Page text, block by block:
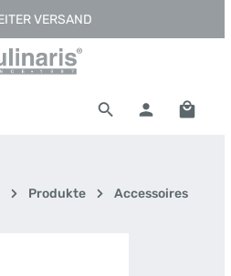
VERSAND
Produkte Accessoires